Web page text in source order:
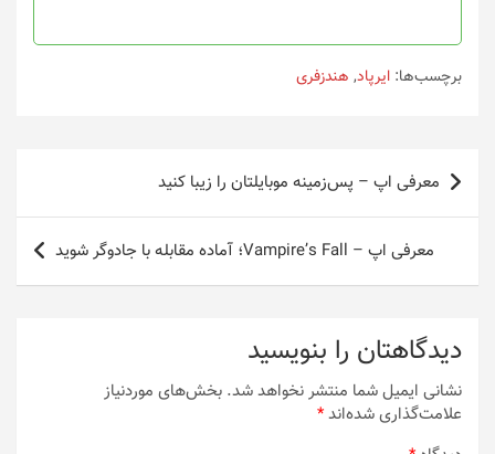
محصول
برچسب‌ها: ایرپاد, هندزفری
راهبری
نوشتهمعرفی اپ – پس‌زمینه موبایلتان را زیبا کنید
معرفی اپ – Vampire’s Fall؛ آماده مقابله با جادوگر شوید
دیدگاهتان را بنویسید
نشانی ایمیل شما منتشر نخواهد شد. بخش‌های موردنیاز
علامت‌گذاری شده‌اند*